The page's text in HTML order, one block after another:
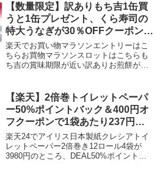
【数量限定】訳ありもち吉1缶買
うと1缶プレゼント、くら寿司の
特大うなぎが30％OFFクーポン適
用でお買い得
楽天でお買い物マラソンエントリーはこ
ちらお買物マラソンスロットはこちらも
ち吉の賞味期限が近い訳ありお煎餅が数
◆）【訳あり】もち吉 冬だより小缶1+1
価格：1684円...
【楽天】2倍巻トイレットペーパ
ー50%ポイントバック＆400円オ
フクーポンで1袋あたり237円！
安い
楽天24でアイリス日本製紙クレシアトイ
レットペーパー2倍巻き12ロール4袋が
3980円のところ、DEAL50%ポイント還